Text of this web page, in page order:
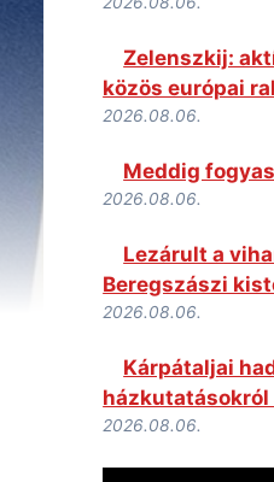
Zelenszkij:
közös európai
2026.08.06.
Meddig
2026.08.06.
Lezárult a
Beregszászi
2026.08.06.
Kárpátaljai
házkutatásokról
2026.08.06.